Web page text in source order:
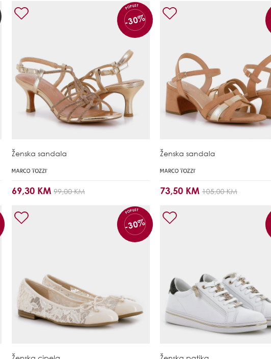
POPUST
-30%
Ženska sandala
69,30 KM 99,00 KM
Ženska sandala
73,50 KM 105,00 KM
POPUST
-30%